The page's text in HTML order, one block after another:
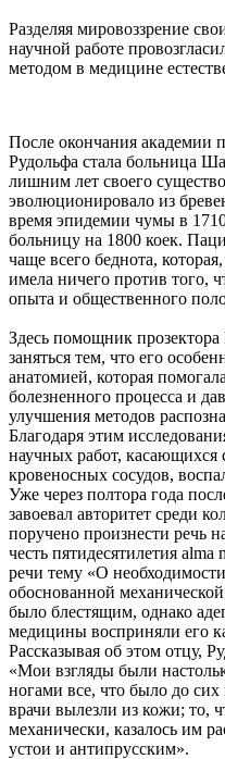
Разделяя мировоззрение
научной работе
методом в медицине
После окончания академии
Рудольфа стала больница
лишним лет своего
эволюционировало из
время эпидемии чумы в
больницу на 1800 коек.
чаще всего беднота,
имела ничего против того,
опыта и общественного
Здесь помощник
заняться тем, что его
анатомией, которая
болезненного процесса и
улучшения методов
Благодаря этим
научных работ, касающихся
кровеносных сосудов,
Уже через полтора года
завоевал авторитет среди
поручено произнести речь
честь пятидесятилетия
речи тему «О
обоснованной
было блестящим, однако
медицины восприняли его
Рассказывая об этом отцу,
«Мои взгляды были
ногами все, что было до
врачи вылезли из кожи; то,
механически, казалось им
устои и антипрусским».